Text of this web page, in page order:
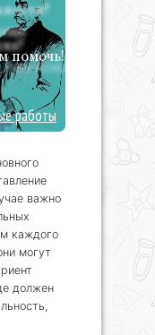
помочь!
работы
важно
каждого
могут
должен